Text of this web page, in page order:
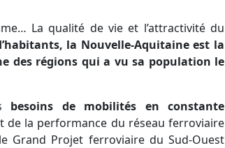
La qualité de vie et l’attractivité du
la Nouvelle-Aquitaine est la
des régions qui a vu sa population le
besoins de mobilités en constante
de la performance du réseau ferroviaire
Grand Projet ferroviaire du Sud-Ouest